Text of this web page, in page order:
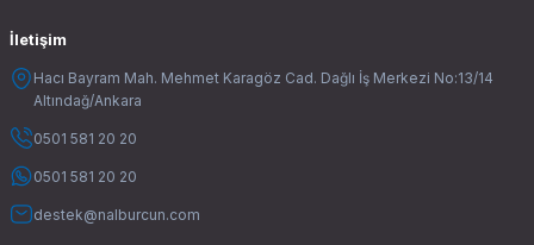
İletişim
Hacı Bayram Mah. Mehmet Karagöz Cad. Dağlı İş Merkezi No:13/14
Altındağ/Ankara
0501 581 20 20
0501 581 20 20
destek@nalburcun.com